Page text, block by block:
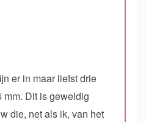
er in maar liefst drie
mm. Dit is geweldig
die, net als ik, van het